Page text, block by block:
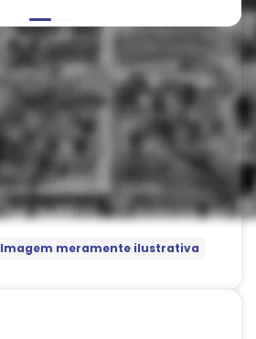
Imagem meramente ilustrativa